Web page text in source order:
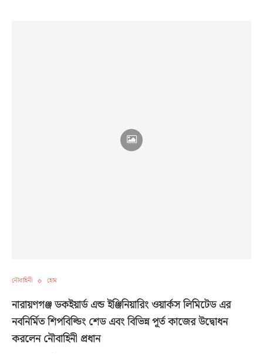
নৌবাহিনী হোম
নারায়ণগঞ্জ ডকইয়ার্ড এন্ড ইঞ্জিনিয়ারিং ওয়ার্কস লিমিটেড এর
নবনির্মিত শিপবিল্ডিং শেড এবং বিভিন্ন পূর্ত কাজের উদ্বোধন
করলেন নৌবাহিনী প্রধান